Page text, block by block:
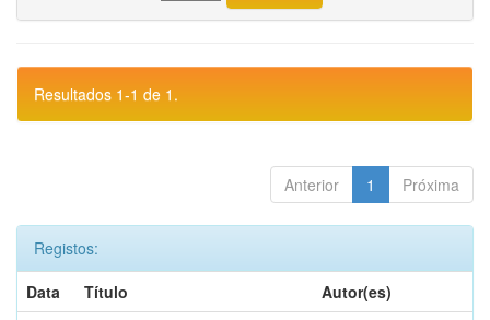
Resultados 1-1 de 1.
Anterior 1 Próxima
Registos:
Data
Título
Autor(es)